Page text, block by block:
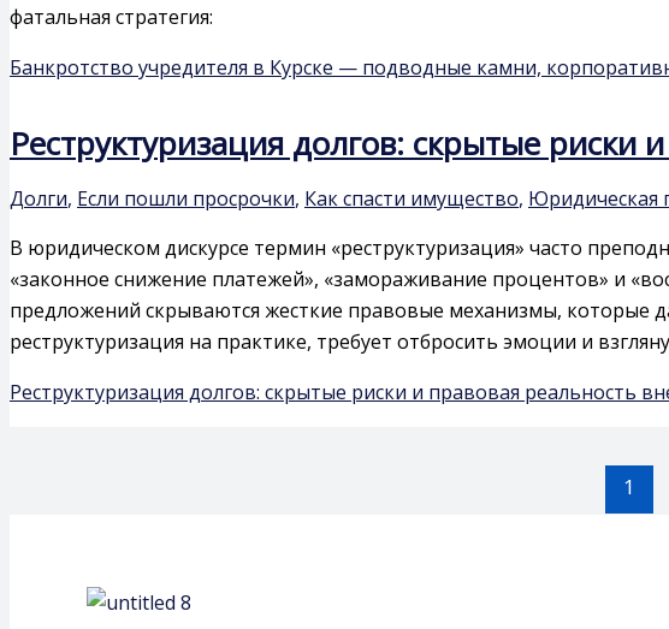
фатальная стратегия:
Банкротство учредителя в Курске — подводные камни,
Реструктуризация долгов: скрытые
Долги, Если пошли просрочки, Как спасти имущество,
В юридическом дискурсе термин «реструктуризация» часто
«законное снижение платежей», «замораживание процентов» и
предложений скрываются жесткие правовые механизмы, которые
реструктуризация на практике, требует отбросить эмоции и
Реструктуризация долгов: скрытые риски и правовая реальность
1